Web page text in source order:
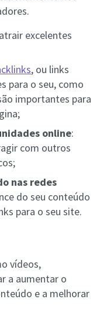
excelentes
, ou links
para o seu, como
importantes para
online:
com outros
nas redes
do seu conteúdo
para o seu site.
vídeos,
a aumentar o
e a melhorar